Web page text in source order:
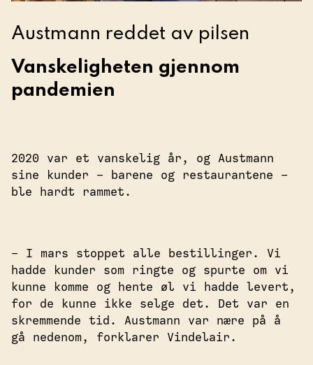
Austmann reddet av pilsen
Vanskeligheten gjennom
pandemien
2020 var et vanskelig år, og Austmann
sine kunder – barene og restaurantene –
ble hardt rammet.
– I mars stoppet alle bestillinger. Vi
hadde kunder som ringte og spurte om vi
kunne komme og hente øl vi hadde levert,
for de kunne ikke selge det. Det var en
skremmende tid. Austmann var nære på å
gå nedenom, forklarer Vindelair.